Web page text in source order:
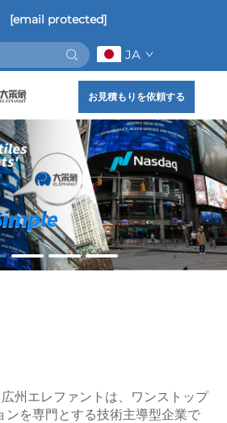
[email protected]
JA
お見積もりを依頼する
州エレファントは、ワンストップ
ンを専門とする技術主導型企業で